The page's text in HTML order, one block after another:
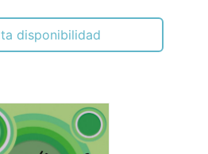
disponibilidad